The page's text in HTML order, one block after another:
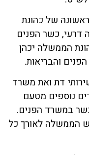
של כהונת
דרעי, כשר הפנים
הממשלה יכהן
והבריאות.
דת ואת משרד
נוספים מטעם
במשרד הפנים.
הממשלה לאורך כל